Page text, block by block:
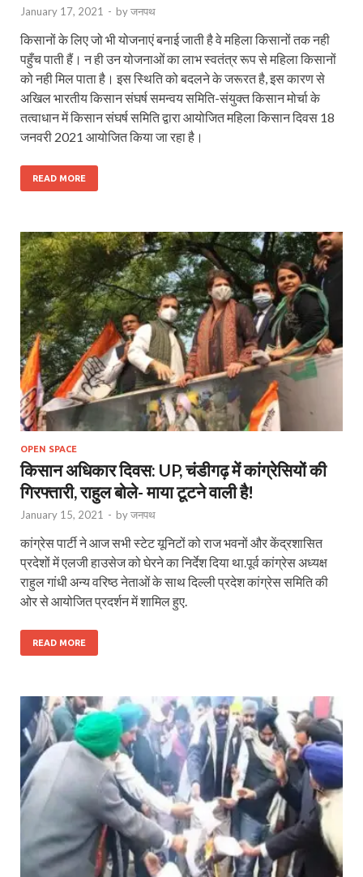
January 17, 2021 - byजनपथ
किसानों के लिए जो भी योजनाएं बनाई जाती है वे महिला किसानों तक नही
पहुँच पाती हैं। न ही उन योजनाओं का लाभ स्वतंत्र रूप से महिला किसानों
को नही मिल पाता है। इस स्थिति को बदलने के जरूरत है, इस कारण से
अखिल भारतीय किसान संघर्ष समन्वय समिति-संयुक्त किसान मोर्चा के
तत्वाधान में किसान संघर्ष समिति द्वारा आयोजित महिला किसान दिवस 18
जनवरी 2021 आयोजित किया जा रहा है।
READ MORE
OPEN SPACE
किसान अधिकार दिवस: UP, चंडीगढ़ में कांग्रेसियों की
गिरफ्तारी, राहुल बोले- माया टूटने वाली है!
January 15, 2021 - byजनपथ
कांग्रेस पार्टी ने आज सभी स्टेट यूनिटों को राज भवनों और केंद्रशासित
प्रदेशों में एलजी हाउसेज को घेरने का निर्देश दिया था.पूर्व कांग्रेस अध्यक्ष
राहुल गांधी अन्य वरिष्ठ नेताओं के साथ दिल्ली प्रदेश कांग्रेस समिति की
ओर से आयोजित प्रदर्शन में शामिल हुए.
READ MORE